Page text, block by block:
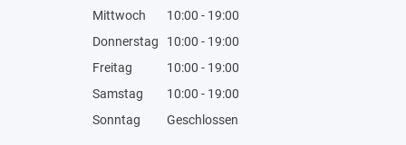
Mittwoch
10:00 - 19:00
Donnerstag
10:00 - 19:00
Freitag
10:00 - 19:00
Samstag
10:00 - 19:00
Sonntag
Geschlossen